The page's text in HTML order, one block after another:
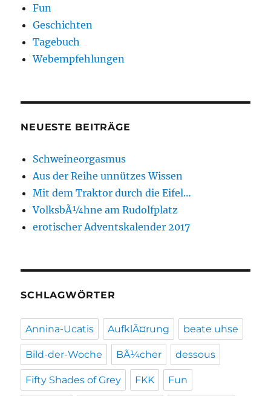
Fun
Geschichten
Tagebuch
Webempfehlungen
NEUESTE BEITRÄGE
Schweineorgasmus
Aus der Reihe unnützes Wissen
Mit dem Traktor durch die Eifel…
VolksbÃ¼hne am Rudolfplatz
erotischer Adventskalender 2017
SCHLAGWÖRTER
Annina-Ucatis AufklÃ¤rung beate uhse
Bild-der-Woche BÃ¼cher dessous
Fifty Shades of Grey FKK Fun